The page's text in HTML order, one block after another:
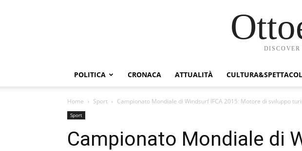
POLITICA CRONACA ATTUALITÀ
Home Sport Campionato Mondiale di Windsurf IFCA 2015: Motore di sviluppo
Sport
Campionato Mondiale di